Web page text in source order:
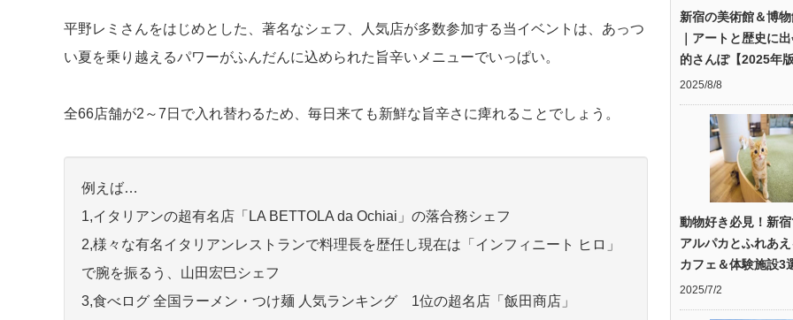
平野レミさんをはじめとした、著名なシェフ、人気店が多数参加する当イベントは、あっつ
い夏を乗り越えるパワーがふんだんに込められた旨辛いメニューでいっぱい。
全66店舗が2～7日で入れ替わるため、毎日来ても新鮮な旨辛さに痺れることでしょう。
例えば…
1,イタリアンの超有名店「LA BETTOLA da Ochiai」の落合務シェフ
2,様々な有名イタリアンレストランで料理長を歴任し現在は「インフィニート ヒロ」
で腕を振るう、山田宏巳シェフ
3,食べログ 全国ラーメン・つけ麺 人気ランキング 1位の超名店「飯田商店」
新宿の美術館＆博
｜アートと歴史に
的さんぽ【2025年
2025/8/8
動物好き必見！新
アルパカとふれあ
カフェ＆体験施設3
2025/7/2